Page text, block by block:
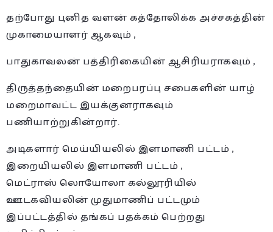
தற்போது புனித வளன் கத்தோலிக்க அச்சகத்தின்
முகாமையாளர் ஆகவும் ,
பாதுகாவலன் பத்திரிகையின் ஆசிரியராகவும் ,
திருத்தந்தையின் மறைபரப்பு சபைகளின் யாழ்
மறைமாவட்ட இயக்குனராகவும்
பணியாற்றுகின்றார்.
அடிகளார் மெய்யியலில் இளமாணி பட்டம் ,
இறையியலில் இளமாணி பட்டம் ,
மெட்ராஸ் லொயோலா கல்லூரியில்
ஊடகவியலின் முதுமாணிப் பட்டமும்
இப்பட்டத்தில் தங்கப் பதக்கம் பெற்றது